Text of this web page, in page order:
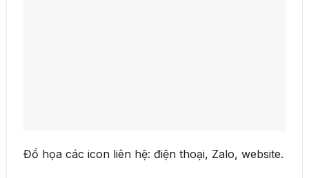
Đồ họa các icon liên hệ: điện thoại, Zalo, website.